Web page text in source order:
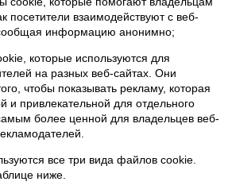
посетители взаимодействуют с веб-
информацию анонимно;
, которые используются для
на разных веб-сайтах. Они
чтобы показывать рекламу, которая
и привлекательной для отдельного
более ценной для владельцев веб-
все три вида файлов cookie.
ниже.